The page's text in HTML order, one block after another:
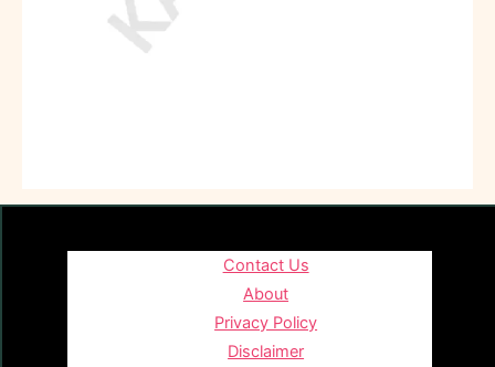
Contact Us
About
Privacy Policy
Disclaimer